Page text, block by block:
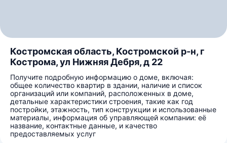
Костромская область, Костромской р-н, г
Кострома, ул Нижняя Дебря, д 22
Получите подробную информацию о доме, включая:
общее количество квартир в здании, наличие и список
организаций или компаний, расположенных в доме,
детальные характеристики строения, такие как год
постройки, этажность, тип конструкции и использованные
материалы, информация об управляющей компании: её
название, контактные данные, и качество
предоставляемых услуг